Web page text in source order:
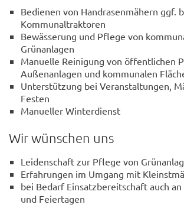
Bedienen von Handrasenmähern ggf.
Kommunaltraktoren
Bewässerung und Pflege von
Grünanlagen
Manuelle Reinigung von öffentlichen
Außenanlagen und kommunalen
Unterstützung bei Veranstaltungen,
Festen
Manueller Winterdienst
Wir wünschen uns
Leidenschaft zur Pflege von
Erfahrungen im Umgang mit
bei Bedarf Einsatzbereitschaft auch
und Feiertagen